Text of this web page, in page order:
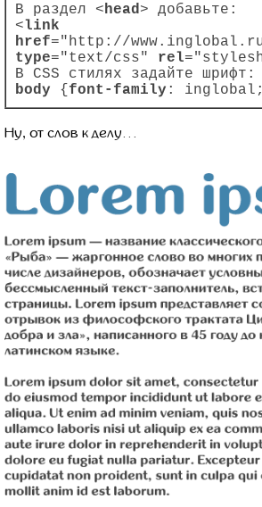
В раздел <head> добавьте:
<link
href="http://
type="text/css" rel
В CSS стилях задайте шрифт:
body { font-family :
Ну, от слов к делу…